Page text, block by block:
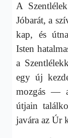
A
Jóbarát, a
kap, és
Isten
a
egy új
mozgás —
útjain
javára az Úr